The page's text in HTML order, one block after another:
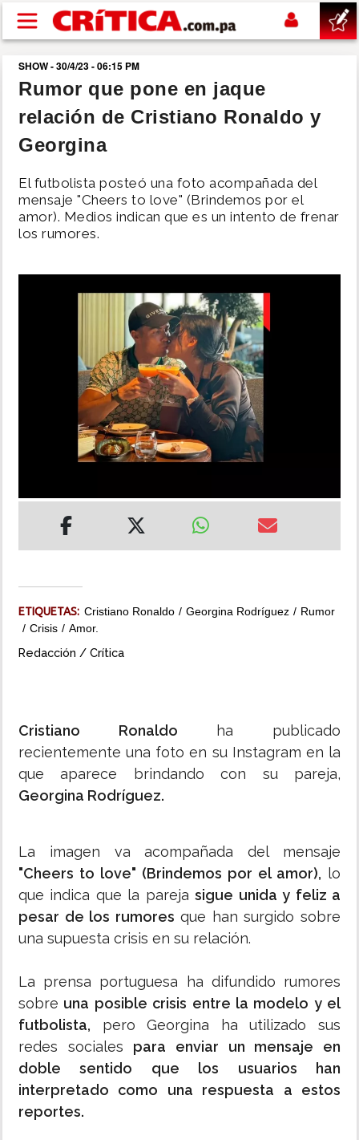
Pasar al contenido principal
buscar
SUCESOS
POLÍTICA
MULTIMEDIA
SHOW - 30/4/23 - 06:15 PM
Rumor que pone en jaque
relación de Cristiano Ronaldo y
Georgina
El futbolista posteó una foto acompañada del
mensaje "Cheers to love" (Brindemos por el
amor). Medios indican que es un intento de frenar
los rumores.
ETIQUETAS: Cristiano Ronaldo Georgina Rodríguez
Rumor
Crisis
Amor.
Redacción / Crítica
Cristiano Ronaldo
ha publicado
recientemente una foto en su Instagram en la
que aparece brindando con su pareja,
Georgina Rodríguez.
La imagen va acompañada del mensaje
"Cheers to love" (Brindemos por el amor), lo
que indica que la parejasigue unida y feliz a
pesar de los rumores que han surgido sobre
una supuesta crisis en su relación.
La prensa portuguesa ha difundido rumores
sobre una posible crisis entre la modelo y el
futbolista, pero Georgina ha utilizado sus
redes sociales para enviar un mensaje en
doble sentido que los usuarios han
interpretado como una respuesta a estos
reportes.